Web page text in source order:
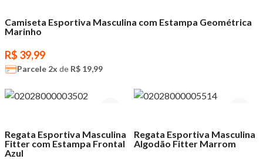
Camiseta Esportiva Masculina com Estampa Geométrica
Marinho
R$ 39,99
Parcele 2x de R$ 19,99
Regata Esportiva Masculina
Fitter com Estampa Frontal
Azul
Regata Esportiva Masculina
Algodão Fitter Marrom